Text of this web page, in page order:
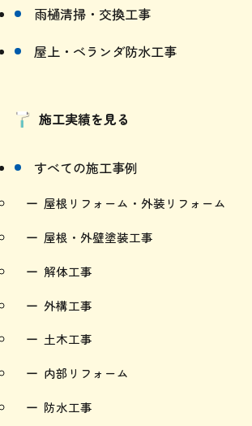
雨樋清掃・交換工事
屋上・ベランダ防水工事
施工実績を見る
すべての施工事例
屋根リフォーム・外装リフォーム
屋根・外壁塗装工事
解体工事
外構工事
土木工事
内部リフォーム
防水工事